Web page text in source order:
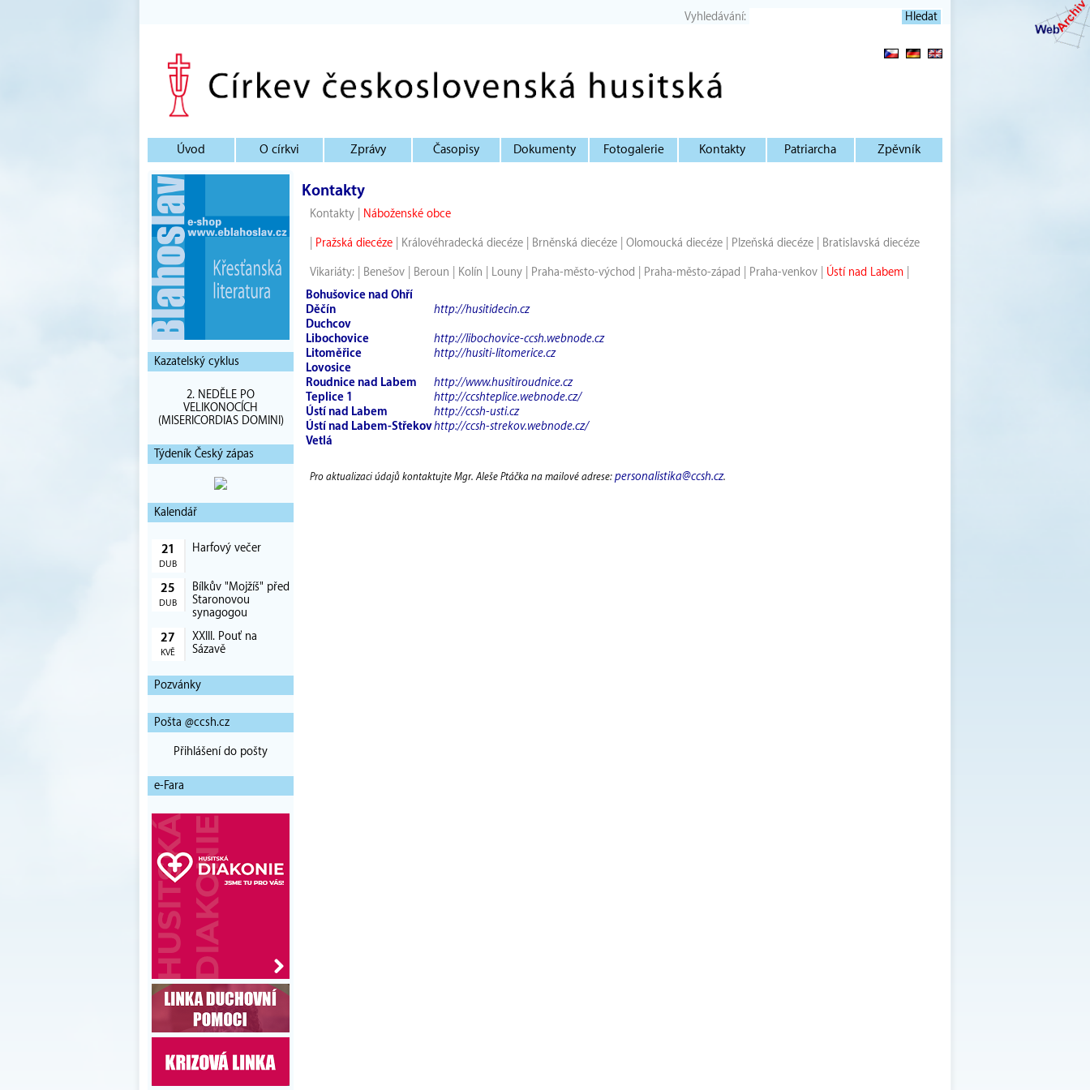
Vyhledávání:
Úvod O církvi Zprávy Časopisy Dokumenty Fotogalerie Kontakty Patriarcha Zpěvník
Kazatelský cyklus
2. NEDĚLE PO
VELIKONOCÍCH
(MISERICORDIAS DOMINI)
Týdeník Český zápas
Kalendář
21
DUB
Harfový večer
25
DUB
Bílkův "Mojžíš" před
Staronovou
synagogou
27
KVĚ
XXIII. Pouť na
Sázavě
Pozvánky
Pošta @ccsh.cz
Přihlášení do pošty
e-Fara
Kontakty
Kontakty Náboženské obce
Pražská diecéze Královéhradecká diecéze Brněnská diecéze Olomoucká diecéze Plzeňská diecéze Bratislavská diecéze
Vikariáty: Benešov Beroun Kolín Louny Praha-město-východ Praha-město-západ Praha-venkov Ústí nad Labem
Bohušovice nad Ohří
Děčín
http://husitidecin.cz
Duchcov
Libochovice
http://libochovice-ccsh.webnode.cz
Litoměřice
http://husiti-litomerice.cz
Lovosice
Roudnice nad Labem
http://www.husitiroudnice.cz
Teplice 1
http://ccshteplice.webnode.cz/
Ústí nad Labem
http://ccsh-usti.cz
Ústí nad Labem-Střekovhttp://ccsh-strekov.webnode.cz/
Vetlá
Pro aktualizaci údajů kontaktujte Mgr. Aleše Ptáčka na mailové adrese: personalistika@ccsh.cz.